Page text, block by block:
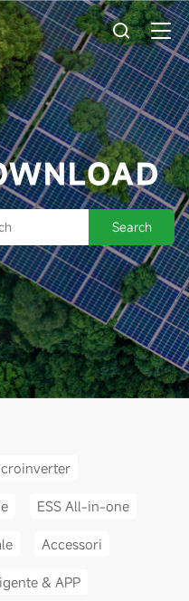
Search
ESS All-in-one
Accessori
& APP